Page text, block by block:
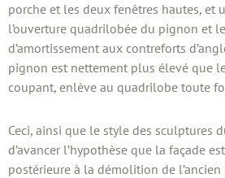
porche et les deux fenêtres hautes, et
l’ouverture quadrilobée du pignon et
d’amortissement aux contreforts
pignon est nettement plus élevé que
coupant, enlève au quadrilobe toute
Ceci, ainsi que le style des sculptures
d’avancer l’hypothèse que la façade
postérieure à la démolition de l’ancien